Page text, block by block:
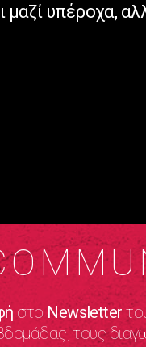
μαζί υπέροχα,
στο Newsletter
τους